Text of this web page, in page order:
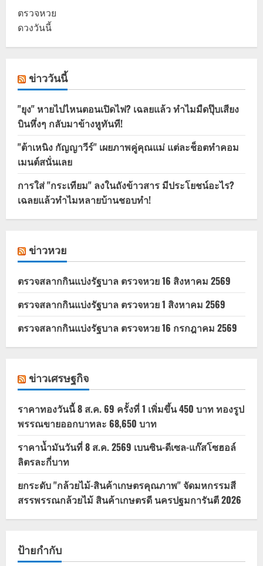
ตรวจหวย
ดวงวันนี้
ข่าววันนี้
"ยุง" หายไปไหนตอนเปิดไฟ? เฉลยแล้ว ทำไมมืดปุ๊บเสียง
บินหึ่งๆ กลับมาข้างหูทันที!
"ต้าเหนิง กัญญาวีร์" เผยภาพคู่คุณแม่ แต่ละช็อตทำคอม
เมนต์สนั่นเลย
การใส่ "กระเทียม" ลงในถังข้าวสาร มีประโยชน์อะไร?
เฉลยแล้วทำไมหลายบ้านชอบทำ!
ข่าวหวย
ตรวจสลากกินแบ่งรัฐบาล ตรวจหวย 16 สิงหาคม 2569
ตรวจสลากกินแบ่งรัฐบาล ตรวจหวย 1 สิงหาคม 2569
ตรวจสลากกินแบ่งรัฐบาล ตรวจหวย 16 กรกฎาคม 2569
ข่าวเศรษฐกิจ
ราคาทองวันนี้ 8 ส.ค. 69 ครั้งที่ 1 เพิ่มขึ้น 450 บาท ทองรูป
พรรณขายออกบาทละ 68,650 บาท
ราคาน้ำมันวันที่ 8 ส.ค. 2569 เบนซิน-ดีเซล-แก๊สโซฮอล์
ลิตรละกี่บาท
ยกระดับ "กล้วยไม้-สินค้าเกษตรคุณภาพ" จัดมหกรรมสี
สรรพรรณกล้วยไม้ สินค้าเกษตรดี นครปฐมการันตี 2026
ป้ายกำกับ